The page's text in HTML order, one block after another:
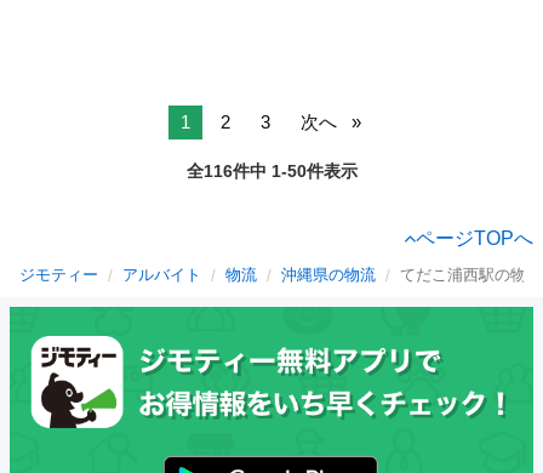
1 2 3 次へ
全116件中 1-50件表示
ページTOPへ
ジモティー アルバイト 物流 沖縄県の物流 てだこ浦西駅の物流